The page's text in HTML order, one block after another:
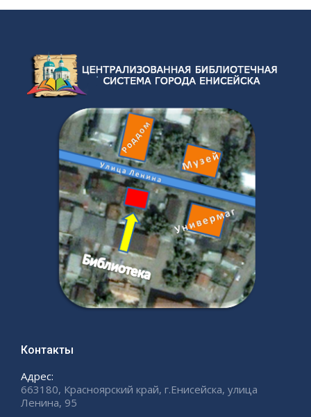
Контакты
Адрес:
663180, Красноярский край, г.Енисейска, улица
Ленина, 95